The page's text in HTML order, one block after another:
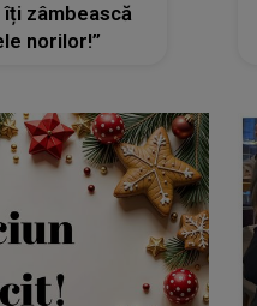
zâmbească
norilor!”